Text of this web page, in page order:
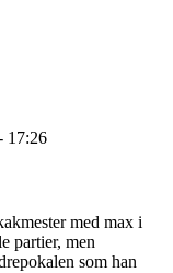
17:26
med max i
partier, men
som han